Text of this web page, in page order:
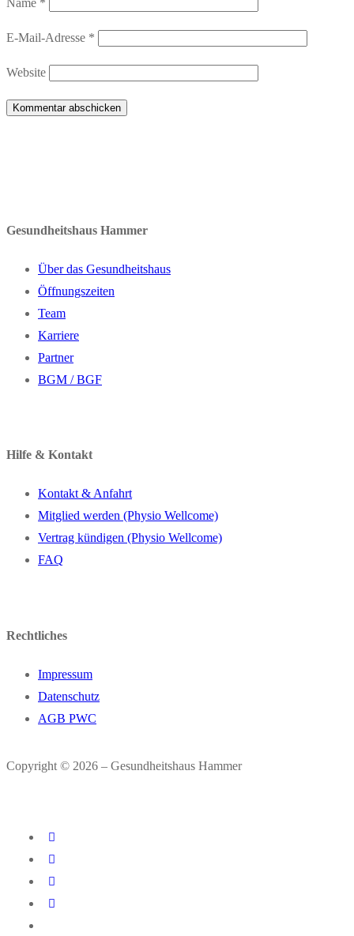
Name *
E-Mail-Adresse *
Website
Gesundheitshaus Hammer
Über das Gesundheitshaus
Öffnungszeiten
Team
Karriere
Partner
BGM / BGF
Hilfe & Kontakt
Kontakt & Anfahrt
Mitglied werden (Physio Wellcome)
Vertrag kündigen (Physio Wellcome)
FAQ
Rechtliches
Impressum
Datenschutz
AGB PWC
Copyright © 2026 – Gesundheitshaus Hammer